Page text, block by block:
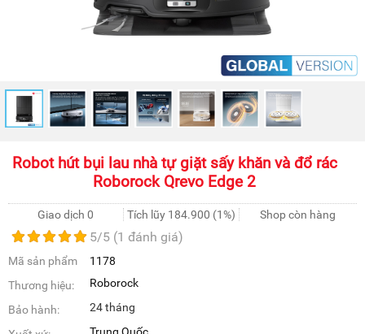
Robot hút bụi lau nhà tự giặt sấy khăn và đổ rác
Roborock Qrevo Edge 2
Giao dịch 0 Tích lũy 184.900 (1%) Shop còn hàng
5/5 (1 đánh giá)
Mã sản phẩm
1178
Thương hiệu:
Roborock
Bảo hành: 24 tháng